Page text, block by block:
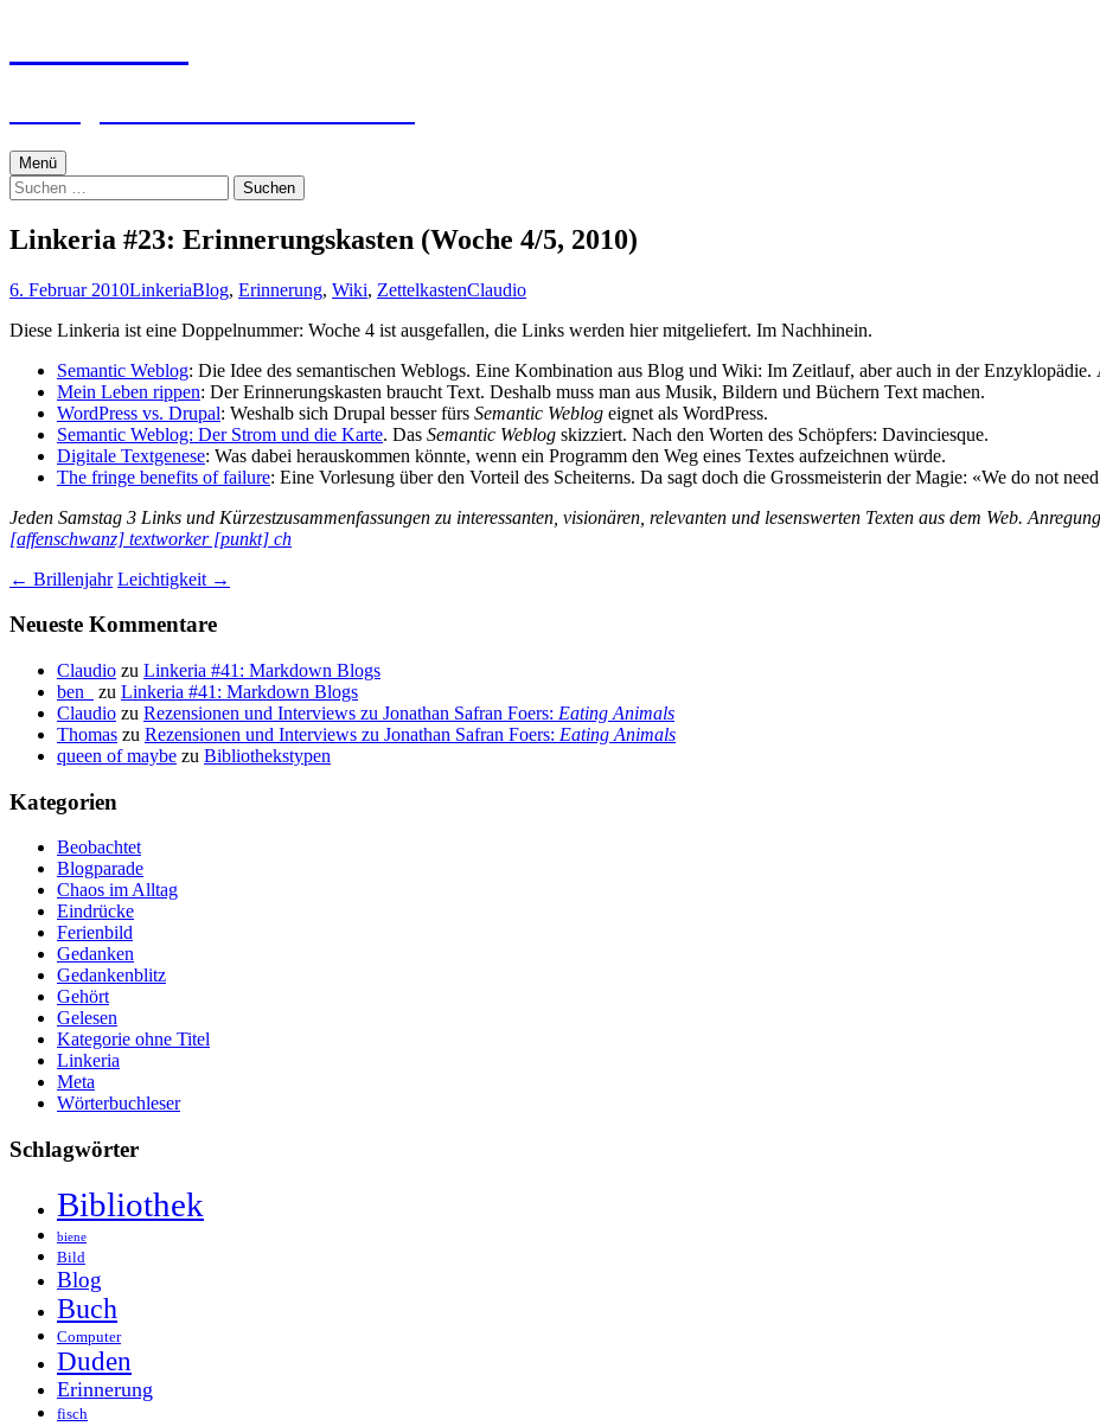
Menü
Suchen
nach:
Linkeria #23: Erinnerungskasten (Woche 4/5, 2010)
6. Februar 2010LinkeriaBlog, Erinnerung, Wiki, ZettelkastenClaudio
Diese Linkeria ist eine Doppelnummer: Woche 4 ist ausgefallen, die Links werden hier mitgeliefert. Im Nachhinein.
Semantic Weblog: Die Idee des semantischen Weblogs. Eine Kombination aus Blog und Wiki: Im Zeitlauf, aber auch in der Enzyklopädie.
Mein Leben rippen: Der Erinnerungskasten braucht Text. Deshalb muss man aus Musik, Bildern und Büchern Text machen.
WordPress vs. Drupal: Weshalb sich Drupal besser fürs Semantic Weblog eignet als WordPress.
Semantic Weblog: Der Strom und die Karte. Das Semantic Weblog skizziert. Nach den Worten des Schöpfers: Davinciesque.
Digitale Textgenese: Was dabei herauskommen könnte, wenn ein Programm den Weg eines Textes aufzeichnen würde.
The fringe benefits of failure: Eine Vorlesung über den Vorteil des Scheiterns. Da sagt doch die Grossmeisterin der Magie: «We do not
Jeden Samstag 3 Links und Kürzestzusammenfassungen zu interessanten, visionären, relevanten und lesenswerten Texten aus dem Web.
[affenschwanz] textworker [punkt] ch
Beitragsnavigation
← Brillenjahr Leichtigkeit →
Neueste Kommentare
Claudio zu Linkeria #41: Markdown Blogs
ben_
zu Linkeria #41: Markdown Blogs
Claudio zu Rezensionen und Interviews zu Jonathan Safran Foers: Eating Animals
Thomas zu Rezensionen und Interviews zu Jonathan Safran Foers: Eating Animals
queen of maybe zu Bibliothekstypen
Kategorien
Beobachtet
Blogparade
Chaos im Alltag
Eindrücke
Ferienbild
Gedanken
Gedankenblitz
Gehört
Gelesen
Kategorie ohne Titel
Linkeria
Meta
Wörterbuchleser
Schlagwörter
Bibliothek
biene
Bild
Blog
Buch
Computer
Duden
Erinnerung
fisch